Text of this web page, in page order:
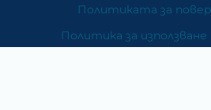
Политиката за
Политика за